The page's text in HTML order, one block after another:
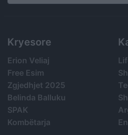
Search
Kryesore
Erion Veliaj
Free Esim
Zgjedhjet 2025
Belinda Balluku
SPAK
Kombëtarja